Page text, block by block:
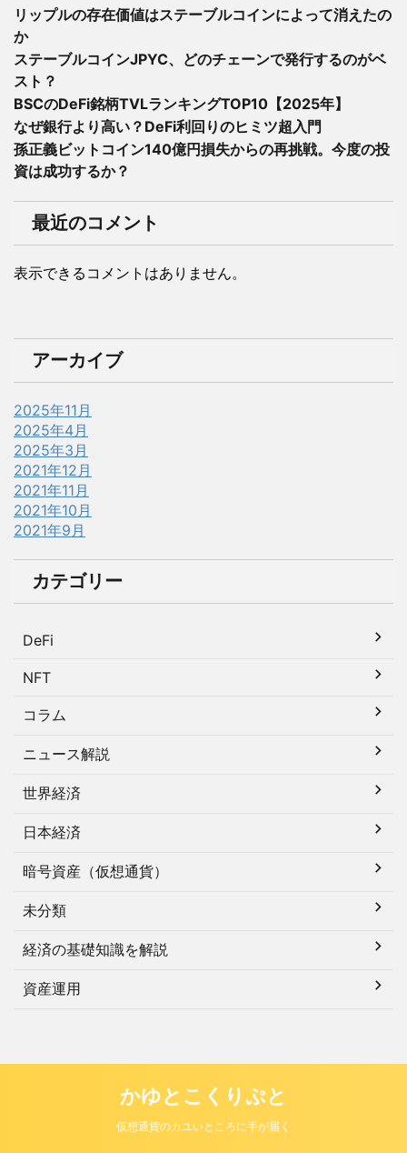
リップルの存在価値はステーブルコインによって消えたの
か
ステーブルコインJPYC、どのチェーンで発行するのがベ
スト？
BSCのDeFi銘柄TVLランキングTOP10【2025年】
なぜ銀行より高い？DeFi利回りのヒミツ超入門
孫正義ビットコイン140億円損失からの再挑戦。今度の投
資は成功するか？
最近のコメント
表示できるコメントはありません。
アーカイブ
2025年11月
2025年4月
2025年3月
2021年12月
2021年11月
2021年10月
2021年9月
カテゴリー
DeFi
NFT
コラム
ニュース解説
世界経済
日本経済
暗号資産（仮想通貨）
未分類
経済の基礎知識を解説
資産運用
かゆとこくりぷと
仮想通貨のカユいところに手が届く